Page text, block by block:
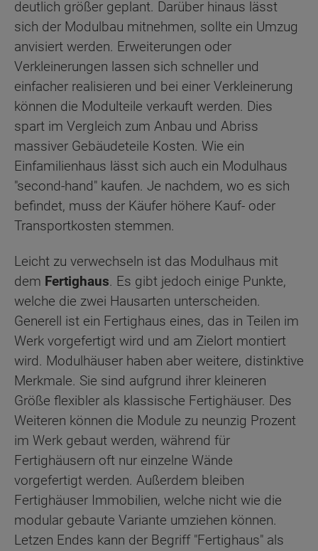
deutlich größer geplant. Darüber hinaus lässt
sich der Modulbau mitnehmen, sollte ein Umzug
anvisiert werden. Erweiterungen oder
Verkleinerungen lassen sich schneller und
einfacher realisieren und bei einer Verkleinerung
können die Modulteile verkauft werden. Dies
spart im Vergleich zum Anbau und Abriss
massiver Gebäudeteile Kosten. Wie ein
Einfamilienhaus lässt sich auch ein Modulhaus
"second-hand" kaufen. Je nachdem, wo es sich
befindet, muss der Käufer höhere Kauf- oder
Transportkosten stemmen.
Leicht zu verwechseln ist das Modulhaus mit
dem Fertighaus. Es gibt jedoch einige Punkte,
welche die zwei Hausarten unterscheiden.
Generell ist ein Fertighaus eines, das in Teilen im
Werk vorgefertigt wird und am Zielort montiert
wird. Modulhäuser haben aber weitere, distinktive
Merkmale. Sie sind aufgrund ihrer kleineren
Größe flexibler als klassische Fertighäuser. Des
Weiteren können die Module zu neunzig Prozent
im Werk gebaut werden, während für
Fertighäusern oft nur einzelne Wände
vorgefertigt werden. Außerdem bleiben
Fertighäuser Immobilien, welche nicht wie die
modular gebaute Variante umziehen können.
Letzen Endes kann der Begriff "Fertighaus" als